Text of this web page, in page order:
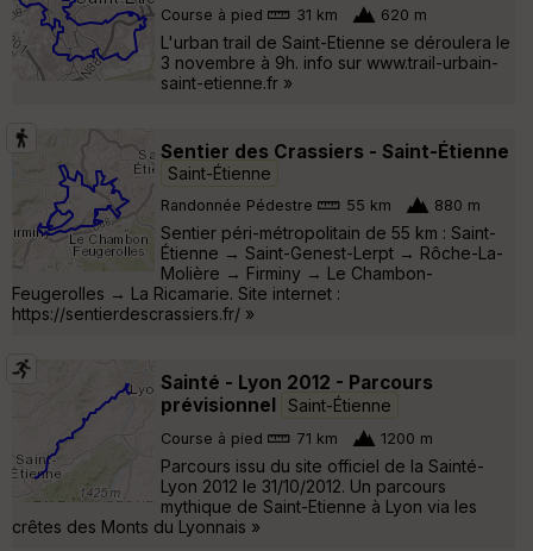
Course à pied 31 km 620 m
L'urban trail de Saint-Etienne se déroulera le
3 novembre à 9h. info sur www.trail-urbain-
saint-etienne.fr »
Sentier des Crassiers - Saint-Étienne
Saint-Étienne
Randonnée Pédestre 55 km 880 m
Sentier péri-métropolitain de 55 km : Saint-
Étienne → Saint-Genest-Lerpt → Rôche-La-
Molière → Firminy → Le Chambon-
Feugerolles → La Ricamarie. Site internet :
https://sentierdescrassiers.fr/ »
Sainté - Lyon 2012 - Parcours
prévisionnel
Saint-Étienne
Course à pied 71 km 1200 m
Parcours issu du site officiel de la Sainté-
Lyon 2012 le 31/10/2012. Un parcours
mythique de Saint-Etienne à Lyon via les
crêtes des Monts du Lyonnais »